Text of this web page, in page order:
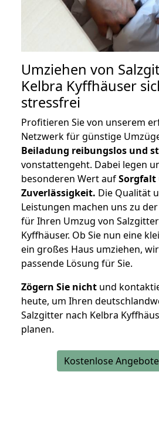
Umziehen von
Kelbra Kyffhäuser
stressfrei
Profitieren Sie von unserem
Netzwerk für günstige
Beiladung reibungslos und
vonstattengeht. Dabei legen
besonderen Wert aufSorgfalt
Zuverlässigkeit. Die Qualität
Leistungen machen uns zu
für Ihren Umzug von
Kyffhäuser. Ob Sie nun eine
ein großes Haus umziehen,
passende Lösung für Sie.
Zögern Sie nicht und
heute, um Ihren
Salzgitter nach Kelbra
planen.
Kostenlose